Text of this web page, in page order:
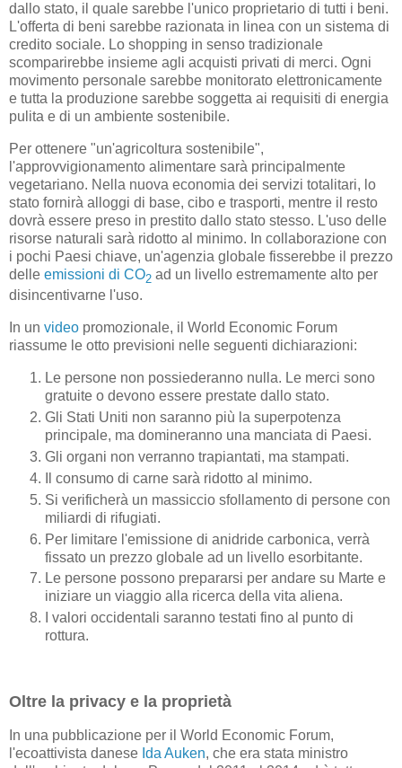
dallo stato, il quale sarebbe l'unico proprietario di tutti i beni.
L'offerta di beni sarebbe razionata in linea con un sistema di
credito sociale. Lo shopping in senso tradizionale
scomparirebbe insieme agli acquisti privati ​​di merci. Ogni
movimento personale sarebbe monitorato elettronicamente
e tutta la produzione sarebbe soggetta ai requisiti di energia
pulita e di un ambiente sostenibile.
Per ottenere "un'agricoltura sostenibile",
l'approvvigionamento alimentare sarà principalmente
vegetariano. Nella nuova economia dei servizi totalitari, lo
stato fornirà alloggi di base, cibo e trasporti, mentre il resto
dovrà essere preso in prestito dallo stato stesso. L'uso delle
risorse naturali sarà ridotto al minimo. In collaborazione con
i pochi Paesi chiave, un'agenzia globale fisserebbe il prezzo
delle emissioni di CO2 ad un livello estremamente alto per
disincentivarne l'uso.
In un video promozionale, il World Economic Forum
riassume le otto previsioni nelle seguenti dichiarazioni:
Le persone non possiederanno nulla. Le merci sono
gratuite o devono essere prestate dallo stato.
Gli Stati Uniti non saranno più la superpotenza
principale, ma domineranno una manciata di Paesi.
Gli organi non verranno trapiantati, ma stampati.
Il consumo di carne sarà ridotto al minimo.
Si verificherà un massiccio sfollamento di persone con
miliardi di rifugiati.
Per limitare l'emissione di anidride carbonica, verrà
fissato un prezzo globale ad un livello esorbitante.
Le persone possono prepararsi per andare su Marte e
iniziare un viaggio alla ricerca della vita aliena.
I valori occidentali saranno testati fino al punto di
rottura.
Oltre la privacy e la proprietà
In una pubblicazione per il World Economic Forum,
l'ecoattivista danese Ida Auken, che era stata ministro